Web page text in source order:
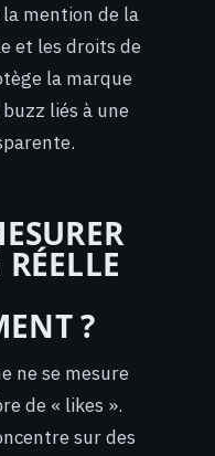
mention de la
et les droits de
la marque
liés à une
RÉELLE
?
ne se mesure
de « likes ».
sur des